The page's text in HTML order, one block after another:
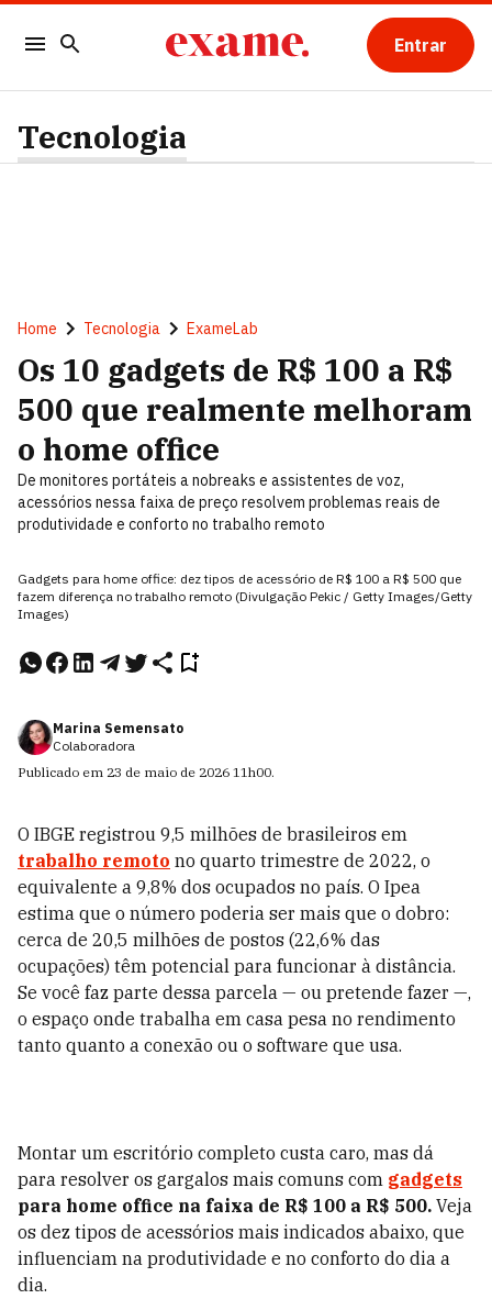
Entrar
Tecnologia
Home Tecnologia ExameLab
Os 10 gadgets de R$ 100 a R$
500 que realmente melhoram
o home office
De monitores portáteis a nobreaks e assistentes de voz,
acessórios nessa faixa de preço resolvem problemas reais de
produtividade e conforto no trabalho remoto
Gadgets para home office: dez tipos de acessório de R$ 100 a R$ 500 que
fazem diferença no trabalho remoto (Divulgação Pekic / Getty Images/Getty
Images)
Marina Semensato
Colaboradora
Publicado em 23 de maio de 2026 11h00.
O IBGE registrou 9,5 milhões de brasileiros em
trabalho remoto no quarto trimestre de 2022, o
equivalente a 9,8% dos ocupados no país. O Ipea
estima que o número poderia ser mais que o dobro:
cerca de 20,5 milhões de postos (22,6% das
ocupações) têm potencial para funcionar à distância.
Se você faz parte dessa parcela — ou pretende fazer —,
o espaço onde trabalha em casa pesa no rendimento
tanto quanto a conexão ou o software que usa.
Montar um escritório completo custa caro, mas dá
para resolver os gargalos mais comuns com gadgets
para home office na faixa de R$ 100 a R$ 500. Veja
os dez tipos de acessórios mais indicados abaixo, que
influenciam na produtividade e no conforto do dia a
dia.